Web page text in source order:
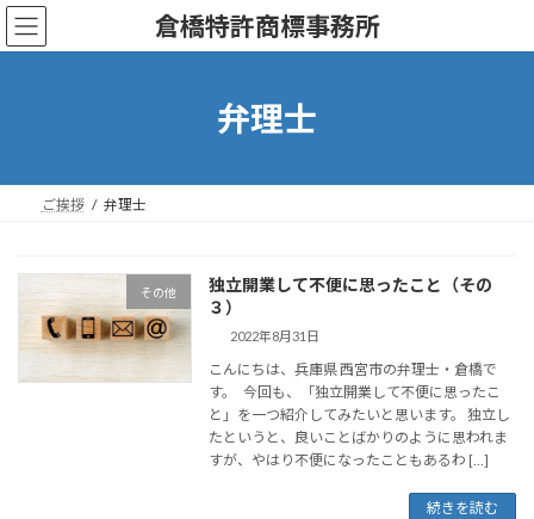
コ
ン
ナ
ビ
倉橋特許商標事務所
弁理士
ご挨拶 弁理士
その他
独立開業して不便に思ったこと（その
３）
2022年8月31日
こんにちは、兵庫県 西宮市の弁理士・倉橋で
す。 今回も、「独立開業して不便に思ったこ
と」を一つ紹介してみたいと思います。 独立し
たというと、良いことばかりのように思われま
すが、やはり不便になったこともあるわ […]
続きを読む